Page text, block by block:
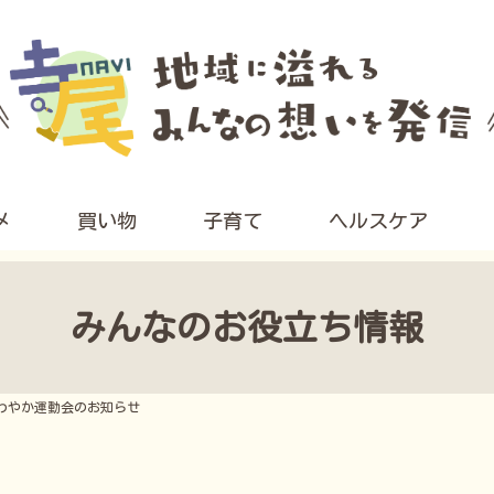
買い物 子育て ヘルスケア
みんなのお役立ち情報
やか運動会のお知らせ